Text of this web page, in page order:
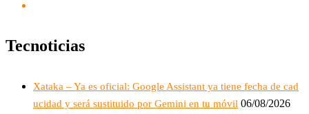
Tecnoticias
Xataka – Ya es oficial: Google Assistant ya tiene fecha de cad
ucidad y será sustituido por Gemini en tu móvil 06/08/2026